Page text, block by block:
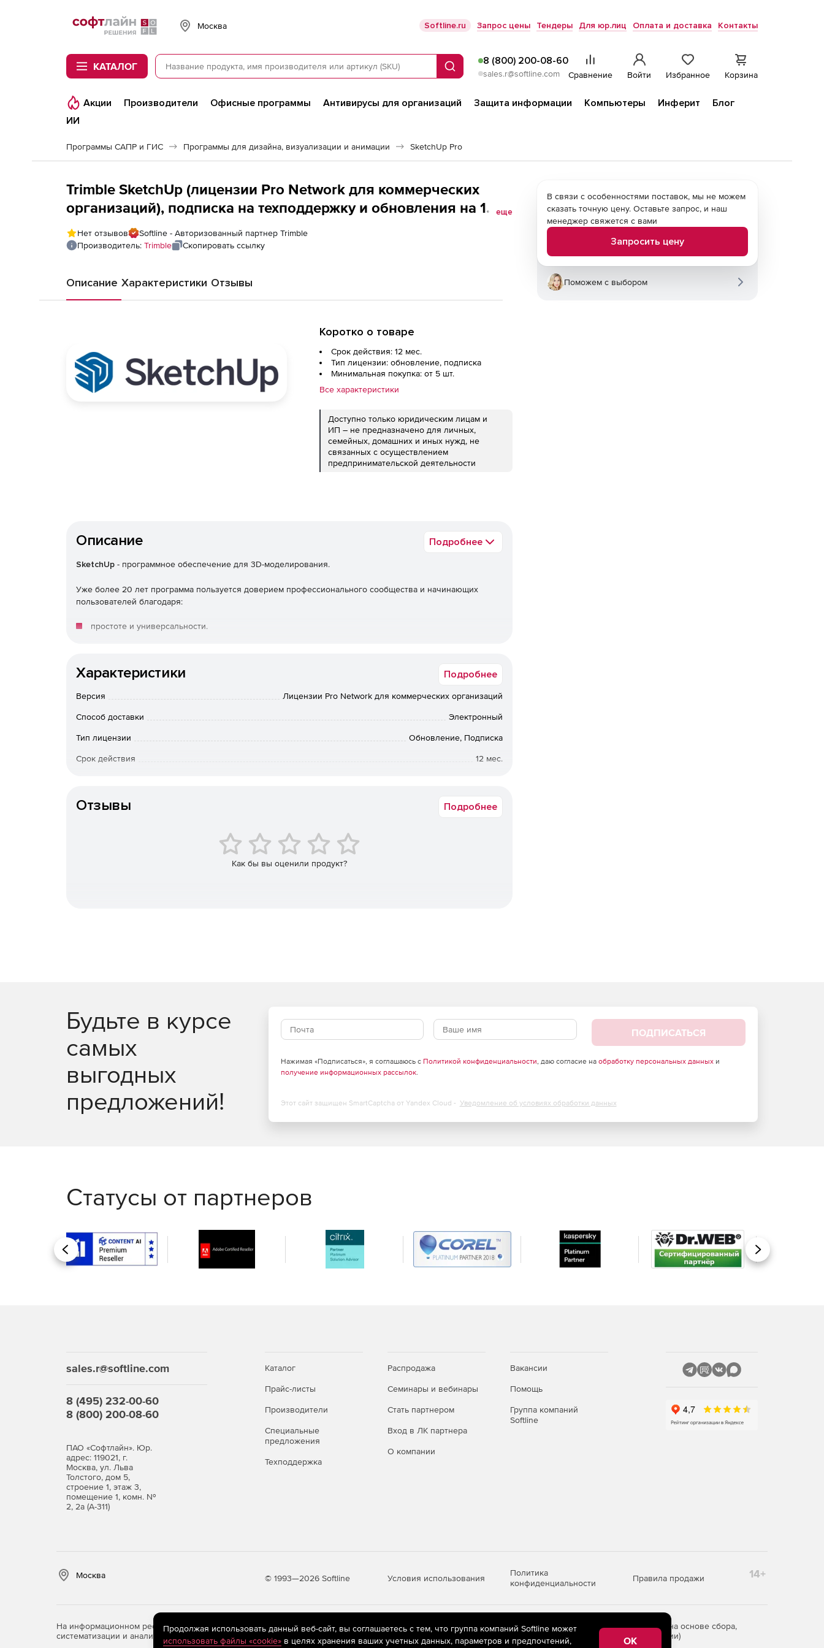
Softline
Москва Softline.ru Запрос цены Тендеры Для юр.лиц Оплата и доставка Контакты
КАТАЛОГ Поиск
8 (800) 200-08-60
sales.r@softline.com Сравнение Войти Избранное Корзина
Акции Производители Офисные программы Антивирусы для организаций Защита информации Компьютеры Инферит
Блог
ИИ
Программы САПР и ГИС Программы для дизайна, визуализации и анимации SketchUp Pro
Trimble SketchUp (лицензии Pro Network для коммерческих
организаций), подписка на техподдержку и обновления на 1
год
еще
Нет отзывов
Softline - Авторизованный партнер Trimble
Производитель: Trimble Скопировать ссылку
Описание Характеристики Отзывы
Коротко о товаре
Срок действия: 12 мес.
Тип лицензии: обновление, подписка
Минимальная покупка: от 5 шт.
Все характеристики
Доступно только юридическим лицам и
ИП – не предназначено для личных,
семейных, домашних и иных нужд, не
связанных с осуществлением
предпринимательской деятельности
Описание Подробнее
SketchUp - программное обеспечение для 3D-моделирования.
Уже более 20 лет программа пользуется доверием профессионального сообщества и начинающих
пользователей благодаря:
простоте и универсальности.
доступности.
архитектура.
дизайн интерьеров.
Демонстрировать проект заказчикам и редактировать в сжатые сроки.
Использовать готовые 3D-модели из бесплатной библиотеки 3D Warehouse.
Согласовывать проекты в дополненной реальности.
Координировать проект совместно с другими участниками.
Характеристики Подробнее
Версия Лицензии Pro Network для коммерческих организаций
Способ доставки Электронный
Тип лицензии Обновление, Подписка
Срок действия 12 мес.
Отзывы Подробнее
Как бы вы оценили продукт?
В связи с особенностями поставок, мы не можем
сказать точную цену. Оставьте запрос, и наш
менеджер свяжется с вами
Запросить цену
Поможем с выбором
Будьте в курсе
самых
выгодных
предложений!
ПОДПИСАТЬСЯ
Нажимая «Подписаться», я соглашаюсь с Политикой конфиденциальности, даю согласие на обработку персональных данныхи
получение информационных рассылок.
Этот сайт защищен SmartCaptcha от Yandex Cloud - Уведомление об условиях обработки данных
Статусы от партнеров
Назад Вперед
sales.r@softline.com
8 (495) 232-00-60
8 (800) 200-08-60
ПАО «Софтлайн». Юр.
адрес: 119021, г.
Москва, ул. Льва
Толстого, дом 5,
строение 1, этаж 3,
помещение 1, комн. №
2, 2а (А-311)
Каталог
Прайс-листы
Производители
Специальные
предложения
Техподдержка
Распродажа
Семинары и вебинары
Стать партнером
Вход в ЛК партнера
О компании
Вакансии
Помощь
Группа компаний
Softline
Москва © 1993—2026 Softline Условия использования
Политика
конфиденциальности
Правила продажи 14+
На информационном ресурсе store.softline.ru применяютсярекомендательные технологии(информационные технологии предоставления информации на основе сбора,
систематизации и анализа сведений, относящихся к предпочтениям пользователей сети «Интернет», находящихся на территории Российской Федерации)
Продолжая использовать данный веб-сайт, вы соглашаетесь с тем, что группа компаний Softline может
использовать файлы «cookie»в целях хранения ваших учетных данных, параметров и предпочтений, OK